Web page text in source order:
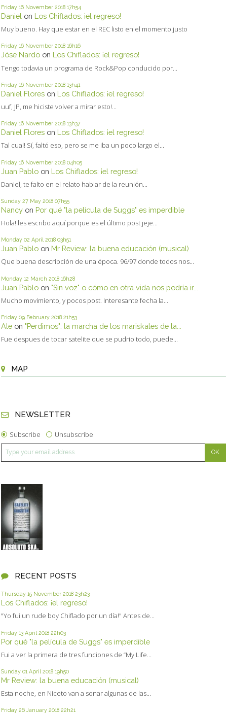
Friday 16 November 2018 17h54
Daniel on Los Chiflados: ¡el regreso!
Muy bueno. Hay que estar en el REC listo en el momento justo
Friday 16 November 2018 16h16
Jóse Nardo on Los Chiflados: ¡el regreso!
Tengo todavia un programa de Rock&Pop conducido por...
Friday 16 November 2018 13h41
Daniel Flores on Los Chiflados: ¡el regreso!
uuf, JP, me hiciste volver a mirar esto!...
Friday 16 November 2018 13h37
Daniel Flores on Los Chiflados: ¡el regreso!
Tal cual! Sí, faltó eso, pero se me iba un poco largo el...
Friday 16 November 2018 04h05
Juan Pablo on Los Chiflados: ¡el regreso!
Daniel, te falto en el relato hablar de la reunión...
Sunday 27 May 2018 07h55
Nancy on Por qué "la película de Suggs" es imperdible
Hola! les escribo aquí porque es el último post jeje...
Monday 02 April 2018 03h51
Juan Pablo on Mr Review: la buena educación (musical)
Que buena descripción de una época. 96/97 donde todos nos...
Monday 12 March 2018 16h28
Juan Pablo on "Sin voz" o cómo en otra vida nos podría ir...
Mucho movimiento, y pocos post. Interesante fecha la...
Friday 09 February 2018 21h53
Ale on "Perdimos": la marcha de los mariskales de la...
Fue despues de tocar satelite que se pudrio todo, puede...
MAP
NEWSLETTER
Subscribe Unsubscribe
RECENT POSTS
Thursday 15 November 2018 23h23
Los Chiflados: ¡el regreso!
"Yo fui un rude boy Chiflado por un día!" Antes de...
Friday 13 April 2018 22h03
Por qué "la película de Suggs" es imperdible
Fui a ver la primera de tres funciones de “My Life...
Sunday 01 April 2018 19h50
Mr Review: la buena educación (musical)
Esta noche, en Niceto van a sonar algunas de las...
Friday 26 January 2018 22h21